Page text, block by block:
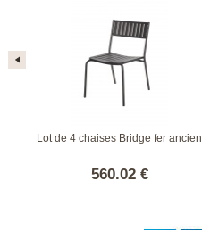
Lot de 4 chaises Bridge fer ancien
560.02 €